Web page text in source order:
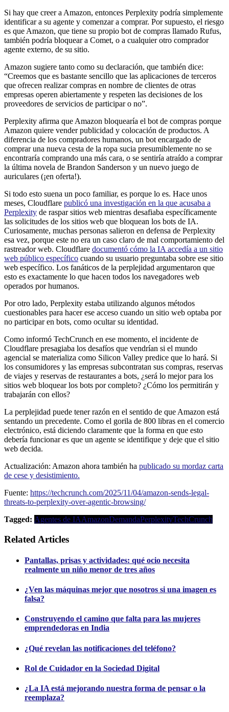
Si hay que creer a Amazon, entonces Perplexity podría simplemente
identificar a su agente y comenzar a comprar. Por supuesto, el riesgo
es que Amazon, que tiene su propio bot de compras llamado Rufus,
también podría bloquear a Comet, o a cualquier otro comprador
agente externo, de su sitio.
Amazon sugiere tanto como su declaración, que también dice:
“Creemos que es bastante sencillo que las aplicaciones de terceros
que ofrecen realizar compras en nombre de clientes de otras
empresas operen abiertamente y respeten las decisiones de los
proveedores de servicios de participar o no”.
Perplexity afirma que Amazon bloquearía el bot de compras porque
Amazon quiere vender publicidad y colocación de productos. A
diferencia de los compradores humanos, un bot encargado de
comprar una nueva cesta de la ropa sucia presumiblemente no se
encontraría comprando una más cara, o se sentiría atraído a comprar
la última novela de Brandon Sanderson y un nuevo juego de
auriculares (¡en oferta!).
Si todo esto suena un poco familiar, es porque lo es. Hace unos
meses, Cloudflare publicó una investigación en la que acusaba a
Perplexity de raspar sitios web mientras desafiaba específicamente
las solicitudes de los sitios web que bloquean los bots de IA.
Curiosamente, muchas personas salieron en defensa de Perplexity
esa vez, porque este no era un caso claro de mal comportamiento del
rastreador web. Cloudflare documentó cómo la IA accedía a un sitio
web público específico cuando su usuario preguntaba sobre ese sitio
web específico. Los fanáticos de la perplejidad argumentaron que
esto es exactamente lo que hacen todos los navegadores web
operados por humanos.
Por otro lado, Perplexity estaba utilizando algunos métodos
cuestionables para hacer ese acceso cuando un sitio web optaba por
no participar en bots, como ocultar su identidad.
Como informó TechCrunch en ese momento, el incidente de
Cloudflare presagiaba los desafíos que vendrían si el mundo
agencial se materializa como Silicon Valley predice que lo hará. Si
los consumidores y las empresas subcontratan sus compras, reservas
de viajes y reservas de restaurantes a bots, ¿será lo mejor para los
sitios web bloquear los bots por completo? ¿Cómo los permitirán y
trabajarán con ellos?
La perplejidad puede tener razón en el sentido de que Amazon está
sentando un precedente. Como el gorila de 800 libras en el comercio
electrónico, está diciendo claramente que la forma en que esto
debería funcionar es que un agente se identifique y deje que el sitio
web decida.
Actualización: Amazon ahora también ha publicado su mordaz carta
de cese y desistimiento.
Fuente: https://techcrunch.com/2025/11/04/amazon-sends-legal-
threats-to-perplexity-over-agentic-browsing/
Tagged: Agentes de IAAmazonDemandaPerplexityTechCrunch
Related Articles
Pantallas, prisas y actividades: qué ocio necesita
realmente un niño menor de tres años
¿Ven las máquinas mejor que nosotros si una imagen es
falsa?
Construyendo el camino que falta para las mujeres
emprendedoras en India
¿Qué revelan las notificaciones del teléfono?
Rol de Cuidador en la Sociedad Digital
¿La IA está mejorando nuestra forma de pensar o la
reemplaza?